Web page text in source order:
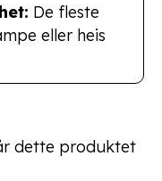
De fleste
eller heis
dette produktet